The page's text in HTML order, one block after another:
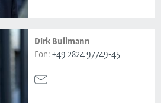
Dirk Bullmann
Fon: +49 2824 97749-45